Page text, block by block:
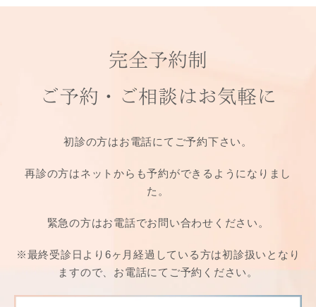
完全予約制
ご予約・ご相談はお気軽に
初診の方はお電話にてご予約下さい。
再診の方はネットからも予約ができるようになりまし
た。
緊急の方はお電話でお問い合わせください。
※最終受診日より6ヶ月経過している方は初診扱いとなり
ますので、お電話にてご予約ください。